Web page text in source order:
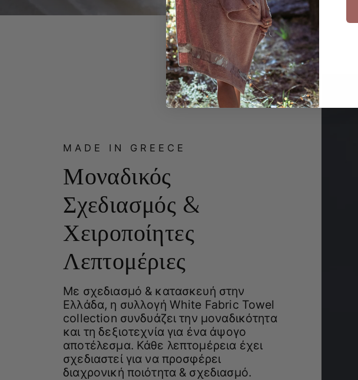
MADE IN GREECE
Μοναδικός
Σχεδιασμός &
Χειροποίητες
Λεπτομέριες
Με σχεδιασμό & κατασκευή στην
Ελλάδα, η συλλογή White Fabric Towel
collection συνδυάζει την μοναδικότητα
και τη δεξιοτεχνία για ένα άψογο
αποτέλεσμα. Κάθε λεπτομέρεια έχει
σχεδιαστεί για να προσφέρει
διαχρονική ποιότητα & σχεδιασμό.